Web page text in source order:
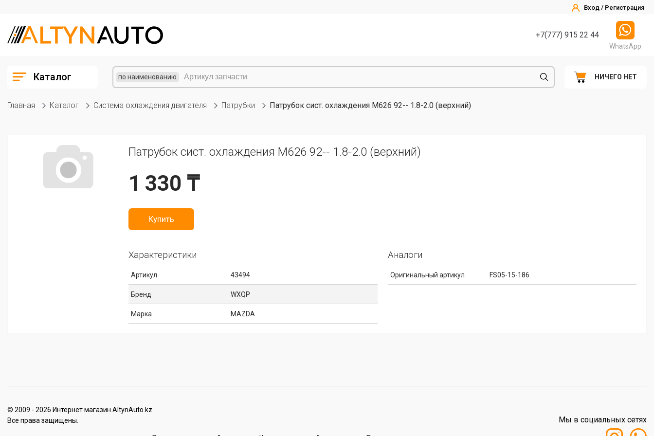
Вход / Регистрация
+7(777) 915 22 44
WhatsApp
Каталог по наименованию НИЧЕГО НЕТ
Главная Каталог Система охлаждения двигателя Патрубки Патрубок сист. охлаждения M626 92-- 1.8-2.0 (верхний)
Патрубок сист. охлаждения M626 92-- 1.8-2.0 (верхний)
1 330 ₸
Купить
Характеристики
Артикул 43494
Бренд WXQP
Марка MAZDA
Аналоги
Оригинальный артикул FS05-15-186
© 2009 - 2026 Интернет магазин AltynAuto.kz
Все права защищены.
Мы в социальных сетях